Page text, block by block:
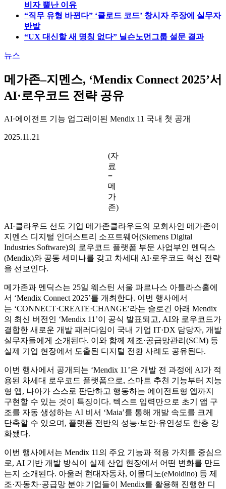
비자 뿔난 이유
“직무 유형 바뀐다” ‘클로드 코드’ 창시자 주장에 실무자
반발
“UX 대신할 새 명칭 없다” 닐슨노먼그룹 설문 결과
뉴스
메가존–지멘스, ‘Mendix Connect 2025’서
AI·로우코드 전략 공유
AI·에이전트 기능 업그레이된 Mendix 11 국내 첫 공개
2025.11.21
(자
료
=
메
가
존)
AI·클라우드 선도 기업 메가존클라우드의 모회사인 메가존이
지멘스 디지털 인더스트리 소프트웨어(Siemens Digital
Industries Software)의 로우코드 플랫폼 부문 사업부인 멘딕스
(Mendix)와 공동 세미나를 갖고 차세대 AI·로우코드 혁신 전략
을 선보인다.
메가존과 멘딕스는 25일 웨스틴 서울 파르나스 아틀라스홀에
서 ‘Mendix Connect 2025’를 개최한다. 이번 행사에서
는 ‘CONNECT·CREATE·CHANGE’라는 슬로건 아래 Mendix
의 최신 버전인 ‘Mendix 11’이 공식 발표되고, AI와 로우코드가
결합한 새로운 개발 패러다임이 국내 기업 IT·DX 담당자, 개발
실무자들에게 소개된다. 이와 함께 제조·공급망관리(SCM) 등
실제 기업 현장에서 도출된 디지털 전환 사례도 공유된다.
이번 행사에서 공개되는 ‘Mendix 11’은 개발 전 과정에 AI가 적
용된 차세대 로우코드 플랫폼으로, 스마트 추천 기능부터 지능
형 앱, 나아가 스스로 판단하고 행동하는 에이전트형 앱까지
구현할 수 있는 것이 특징이다. 텍스트 입력만으로 초기 앱 구
조를 자동 생성하는 AI 비서 ‘Maia’를 통해 개발 속도를 크게
단축할 수 있으며, 플랫폼 전반의 성능·보안·유연성도 한층 강
화됐다.
이번 행사에서는 Mendix 11의 주요 기능과 적용 가치를 중심으
로, AI 기반 개발 방식이 실제 산업 현장에서 어떤 변화를 만드
는지 소개된다. 아울러 현대자동차, 이몰디노(eMoldino) 등 제
조·자동차·공급망 분야 기업들이 Mendix를 활용해 진행한 디